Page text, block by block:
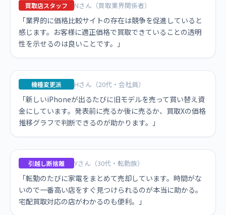
買取店スタッフ Nさん（買取業界関係者）
「業界的に価格比較サイトの存在は競争を促進していると
感じます。お客様に適正価格で買取できていることの透明
性を示せるのは良いことです。」
機種変更派 Hさん（20代・会社員）
「新しいiPhoneが出るたびに旧モデルを売って買い替え資
金にしています。発表前に売るか後に売るか、買取Xの価格
推移グラフで判断できるのが助かります。」
引越し断捨離 Yさん（30代・転勤族）
「転勤のたびに家電をまとめて売却しています。時間がな
いので一番高い店をすぐ見つけられるのが本当に助かる。
宅配買取対応の店がわかるのも便利。」